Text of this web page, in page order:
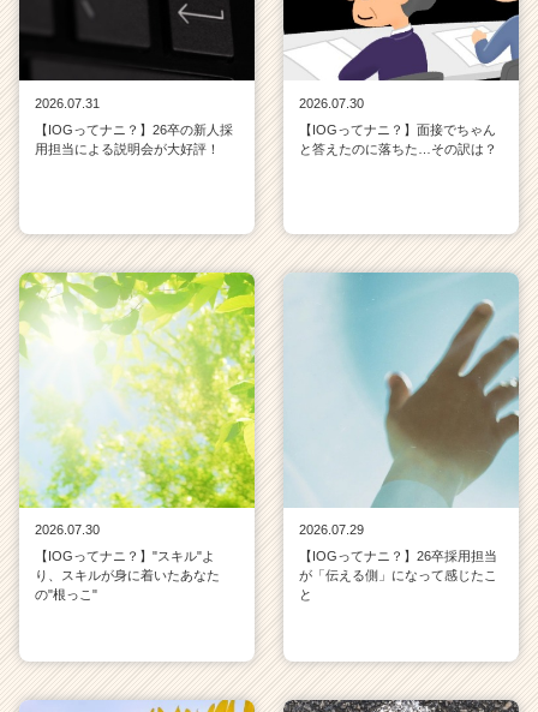
2026.07.31
【IOGってナニ？】26卒の新人採
用担当による説明会が大好評！
2026.07.30
【IOGってナニ？】面接でちゃん
と答えたのに落ちた…その訳は？
2026.07.30
【IOGってナニ？】"スキル"よ
り、スキルが身に着いたあなた
の"根っこ"
2026.07.29
【IOGってナニ？】26卒採用担当
が「伝える側」になって感じたこ
と